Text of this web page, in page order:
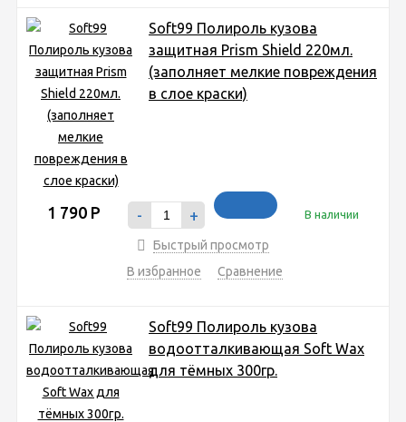
Soft99 Полироль кузова
защитная Prism Shield 220мл.
(заполняет мелкие повреждения
в слое краски)
1 790 Р - + В наличии
Быстрый просмотр
В избранное
Сравнение
Soft99 Полироль кузова
водоотталкивающая Soft Wax
для тёмных 300гр.